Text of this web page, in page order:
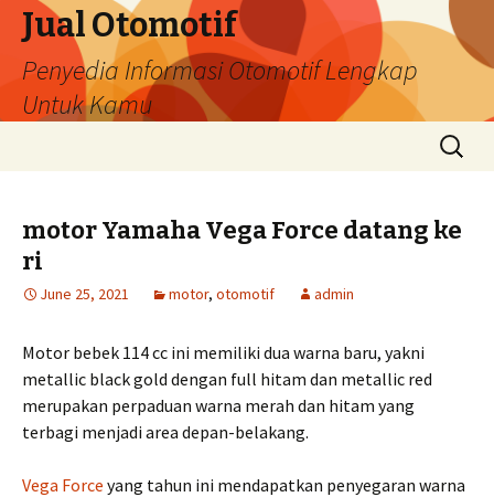
Jual Otomotif
Penyedia Informasi Otomotif Lengkap
Untuk Kamu
Search
for:
motor Yamaha Vega Force datang ke
ri
June 25, 2021 motor, otomotif admin
Motor bebek 114 cc ini memiliki dua warna baru, yakni
metallic black gold dengan full hitam dan metallic red
merupakan perpaduan warna merah dan hitam yang
terbagi menjadi area depan-belakang.
Vega Force yang tahun ini mendapatkan penyegaran warna